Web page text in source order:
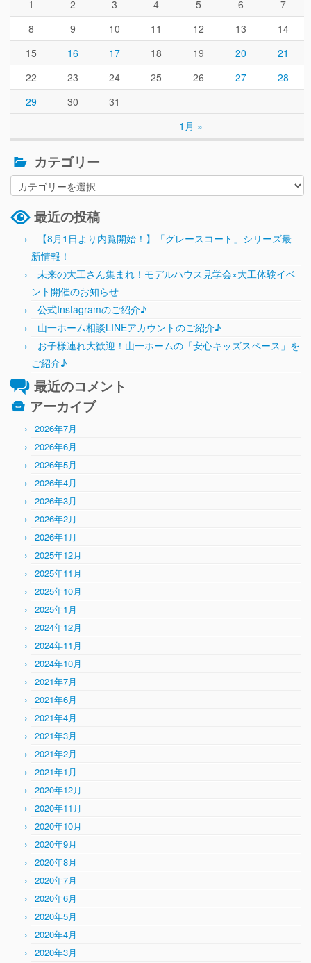
1月 »
1 2 3 4 5 6
7
8
9 10 11 12 13
14
15
16 17 18 19 20
21
22
23 24 25 26 27
28
29
30 31
カテゴリー
最近の投稿
【8月1日より内覧開始！】「グレースコート」シリーズ最
新情報！
未来の大工さん集まれ！モデルハウス見学会×大工体験イベ
ント開催のお知らせ
公式Instagramのご紹介♪
山一ホーム相談LINEアカウントのご紹介♪
お子様連れ大歓迎！山一ホームの「安心キッズスペース」を
ご紹介♪
最近のコメント
アーカイブ
2026年7月
2026年6月
2026年5月
2026年4月
2026年3月
2026年2月
2026年1月
2025年12月
2025年11月
2025年10月
2025年1月
2024年12月
2024年11月
2024年10月
2021年7月
2021年6月
2021年4月
2021年3月
2021年2月
2021年1月
2020年12月
2020年11月
2020年10月
2020年9月
2020年8月
2020年7月
2020年6月
2020年5月
2020年4月
2020年3月